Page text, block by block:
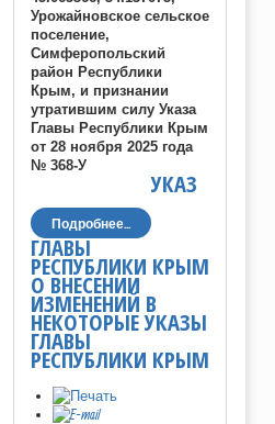
Урожайновское сельское
поселение,
Симферопольский
район Республики
Крым, и признании
утратившим силу Указа
Главы Республики Крым
от 28 ноября 2025 года
№ 368-У
Подробнее...
УКАЗ
ГЛАВЫ
РЕСПУБЛИКИ КРЫМ
О ВНЕСЕНИИ
ИЗМЕНЕНИЙ В
НЕКОТОРЫЕ УКАЗЫ
ГЛАВЫ
РЕСПУБЛИКИ КРЫМ